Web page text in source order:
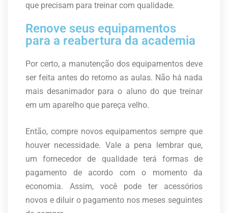
que precisam para treinar com qualidade.
Renove seus equipamentos
para a reabertura da academia
Por certo, a manutenção dos equipamentos deve
ser feita antes do retorno as aulas. Não há nada
mais desanimador para o aluno do que treinar
em um aparelho que pareça velho.
Então, compre novos equipamentos sempre que
houver necessidade. Vale a pena lembrar que,
um fornecedor de qualidade terá formas de
pagamento de acordo com o momento da
economia. Assim, você pode ter acessórios
novos e diluir o pagamento nos meses seguintes